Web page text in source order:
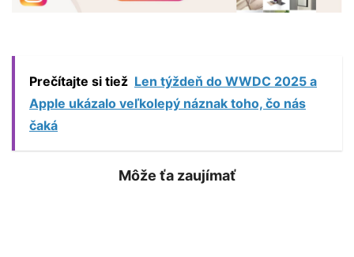
Prečítajte si tiež Len týždeň do WWDC 2025 a
Apple ukázalo veľkolepý náznak toho, čo nás
čaká
Môže ťa zaujímať